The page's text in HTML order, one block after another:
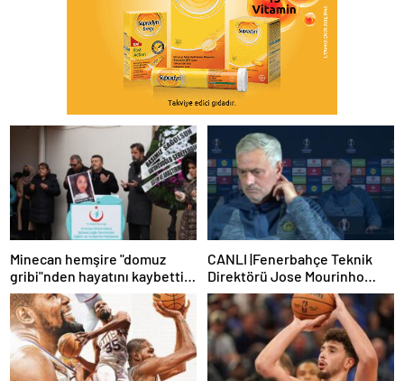
Minecan hemşire "domuz
gribi"nden hayatını kaybetti –
Haberler | Sağlık Haberleri
CANLI |Fenerbahçe Teknik
Direktörü Jose Mourinho
basın toplantısı düzenliyor